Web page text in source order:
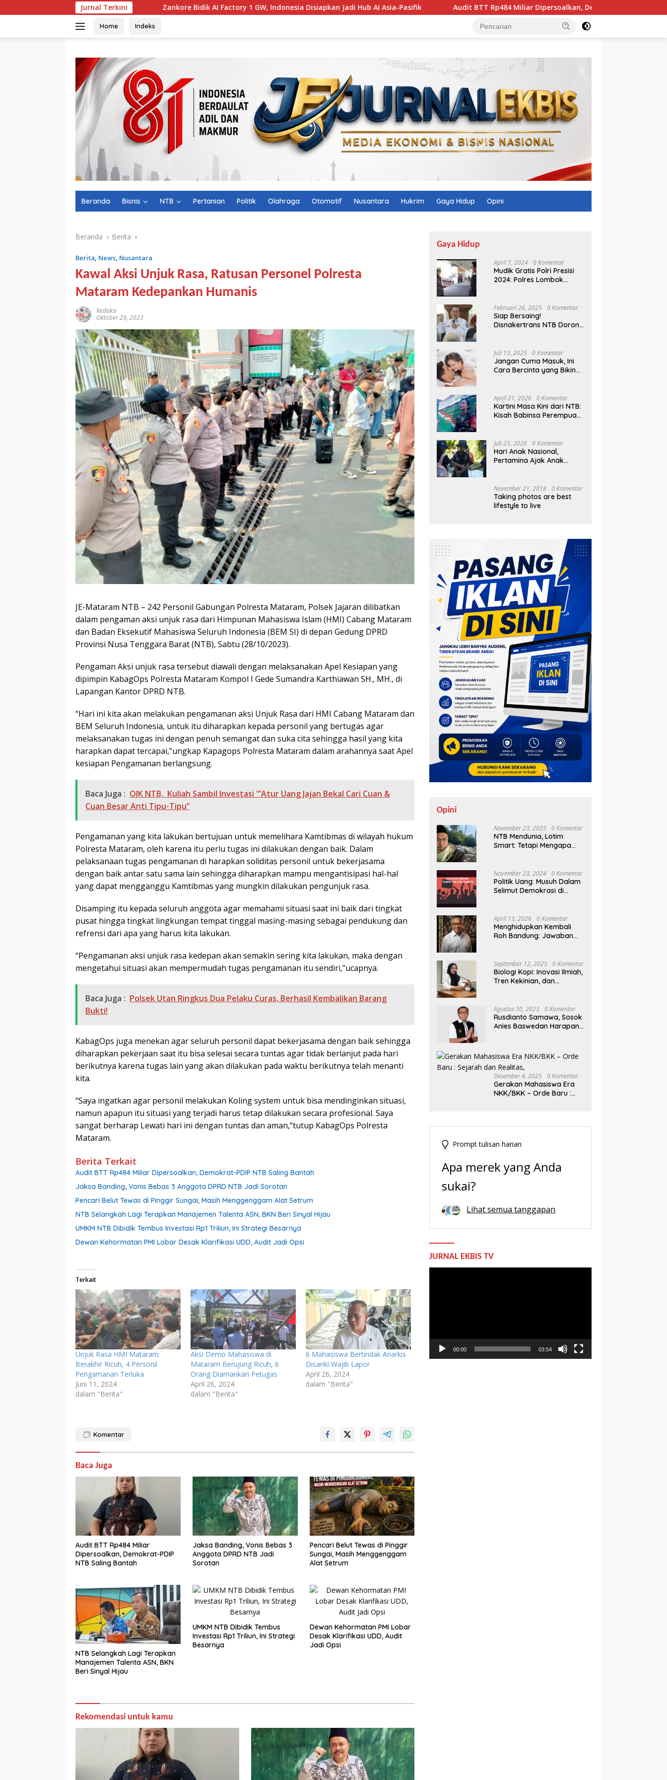
ke
Jurnal Terkini
Zankore Bidik AI Factory 1 GW, Indonesia Disiapkan Jadi Hub AI Asia-Pasifik Audit BTT Rp484 Miliar Dipersoalkan, Demokrat-PDIP NTB Saling Bantah
Home Indeks
Beranda Bisnis NTB Pertanian Politik Olahraga Otomotif Nusantara Hukrim Gaya Hidup Opini
Beranda Berita
Berita, News, Nusantara
Kawal Aksi Unjuk Rasa, Ratusan Personel Polresta
Mataram Kedepankan Humanis
Redaksi
Oktober 29, 2023
JE-Mataram NTB – 242 Personil Gabungan Polresta Mataram, Polsek Jajaran dilibatkan
dalam pengaman aksi unjuk rasa dari Himpunan Mahasiswa Islam (HMI) Cabang Mataram
dan Badan Eksekutif Mahasiswa Seluruh Indonesia (BEM SI) di depan Gedung DPRD
Provinsi Nusa Tenggara Barat (NTB), Sabtu (28/10/2023).
Pengaman Aksi unjuk rasa tersebut diawali dengan melaksanakan Apel Kesiapan yang
dipimpin KabagOps Polresta Mataram Kompol I Gede Sumandra Karthiawan SH., MH., di
Lapangan Kantor DPRD NTB.
“Hari ini kita akan melakukan pengamanan aksi Unjuk Rasa dari HMI Cabang Mataram dan
BEM Seluruh Indonesia, untuk itu diharapkan kepada personil yang bertugas agar
melaksanakan tugas ini dengan penuh semangat dan suka cita sehingga hasil yang kita
harapkan dapat tercapai,”ungkap Kapagops Polresta Mataram dalam arahannya saat Apel
kesiapan Pengamanan berlangsung.
Baca Juga : OJK NTB, Kuliah Sambil Investasi '”Atur Uang Jajan Bekal Cari Cuan &
Cuan Besar Anti Tipu-Tipu”
Pengamanan yang kita lakukan bertujuan untuk memelihara Kamtibmas di wilayah hukum
Polresta Mataram, oleh karena itu perlu tugas ini dilakukan dengan baik. Dalam
pelaksanaan tugas pengamanan di harapkan soliditas personil untuk bekerjasama
dengan baik antar satu sama lain sehingga diharapkan mampu mengantisipasi hal-hal
yang dapat mengganggu Kamtibmas yang mungkin dilakukan pengunjuk rasa.
Disamping itu kepada seluruh anggota agar memahami situasi saat ini baik dari tingkat
pusat hingga tingkat lingkungan tempat tinggal masing-masing sebagai pendukung dan
refrensi dari apa yang harus kita lakukan.
“Pengamanan aksi unjuk rasa kedepan akan semakin sering kita lakukan, maka dengan
mengetahui situasi akan mempermudah tugas pengamanan itu sendiri,”ucapnya.
Baca Juga : Polsek Utan Ringkus Dua Pelaku Curas, Berhasil Kembalikan Barang
Bukti!
KabagOps juga menekan agar seluruh personil dapat bekerjasama dengan baik sehingga
diharapkan pekerjaan saat itu bisa selesai secara tuntas agar tidak berlanjut pada hari
berikutnya karena tugas lain yang akan dilakukan pada waktu berikutnya telah menanti
kita.
“Saya ingatkan agar personil melakukan Koling system untuk bisa mendinginkan situasi,
namun apapun itu situasi yang terjadi harus tetap dilakukan secara profesional. Saya
sangat berharap Lewati hari ini dengan tuntas dan aman,”tutup KabagOps Polresta
Mataram.
Berita Terkait
Audit BTT Rp484 Miliar Dipersoalkan, Demokrat-PDIP NTB Saling Bantah
Jaksa Banding, Vonis Bebas 3 Anggota DPRD NTB Jadi Sorotan
Pencari Belut Tewas di Pinggir Sungai, Masih Menggenggam Alat Setrum
NTB Selangkah Lagi Terapkan Manajemen Talenta ASN, BKN Beri Sinyal Hijau
UMKM NTB Dibidik Tembus Investasi Rp1 Triliun, Ini Strategi Besarnya
Dewan Kehormatan PMI Lobar Desak Klarifikasi UDD, Audit Jadi Opsi
Terkait
Unjuk Rasa HMI Mataram
Berakhir Ricuh, 4 Personil
Pengamanan Terluka
Juni 11, 2024
dalam "Berita"
Aksi Demo Mahasiswa di
Mataram Berujung Ricuh, 6
Orang Diamankan Petugas
April 26, 2024
dalam "Berita"
6 Mahasiswa Bertindak Anarkis
Disanki Wajib Lapor
April 26, 2024
dalam "Berita"
Komentar
Baca Juga
Audit BTT Rp484 Miliar
Dipersoalkan, Demokrat-PDIP
NTB Saling Bantah
Jaksa Banding, Vonis Bebas 3
Anggota DPRD NTB Jadi
Sorotan
Pencari Belut Tewas di Pinggir
Sungai, Masih Menggenggam
Alat Setrum
NTB Selangkah Lagi Terapkan
Manajemen Talenta ASN, BKN
Beri Sinyal Hijau
UMKM NTB Dibidik Tembus
Investasi Rp1 Triliun, Ini Strategi
Besarnya
Dewan Kehormatan PMI Lobar
Desak Klarifikasi UDD, Audit
Jadi Opsi
Rekomendasi untuk kamu
Gaya Hidup
April 7, 2024 0 Komentar
Mudik Gratis Polri Presisi
2024: Polres Lombok
Februari 26, 2025 0 Komentar
Siap Bersaing!
Disnakertrans NTB Dorong
Juli 13, 2025 0 Komentar
Jangan Cuma Masuk, Ini
Cara Bercinta yang Bikin
April 21, 2026 0 Komentar
Kartini Masa Kini dari NTB:
Kisah Babinsa Perempuan
Juli 23, 2026 0 Komentar
Hari Anak Nasional,
Pertamina Ajak Anak
Mangrove
November 21, 2018 0 Komentar
Taking photos are best
lifestyle to live
Opini
November 23, 2025 0 Komentar
NTB Mendunia, Lotim
Smart: Tetapi Mengapa
November 23, 2024 0 Komentar
Politik Uang: Musuh Dalam
Selimut Demokrasi di
April 13, 2026 0 Komentar
Menghidupkan Kembali
Roh Bandung: Jawaban
September 12, 2025 0 Komentar
Biologi Kopi: Inovasi Ilmiah,
Tren Kekinian, dan
Agraria
Agustus 30, 2023 0 Komentar
Rusdianto Samawa, Sosok
Anies Baswedan Harapan
Desember 4, 2025 0 Komentar
Gerakan Mahasiswa Era
NKK/BKK – Orde Baru :
Prompt tulisan harian
Apa merek yang Anda
sukai?
Lihat semua tanggapan
JURNAL EKBIS TV
00:00 03:54